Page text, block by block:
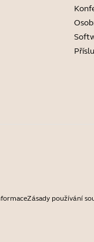
Zásady používání